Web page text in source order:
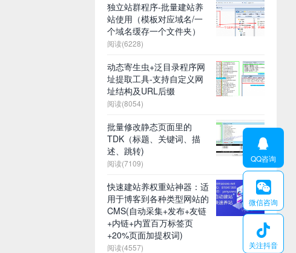
独立站群程序-批量建站养
站使用（模板对应域名/一
个域名缓存一个文件夹）
阅读(6228)
动态寄生虫+泛目录程序网
址提取工具-支持自定义网
址结构及URL后缀
阅读(8054)
批量修改静态页面里的
TDK（标题、关键词、描
述、跳转)
阅读(7109)
快速建站养权重站神器：适
用于博客到各种类型网站的
CMS(自动采集+发布+友链
+内链+内置百万标签页
+20%页面加提权词)
阅读(4557)

QQ咨询

微信咨询

关注抖音